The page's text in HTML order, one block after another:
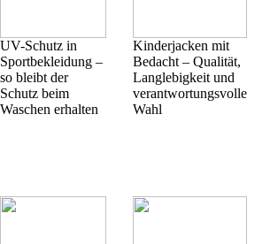
UV-Schutz in
Sportbekleidung –
so bleibt der
Schutz beim
Waschen erhalten
Kinderjacken mit
Bedacht – Qualität,
Langlebigkeit und
verantwortungsvolle
Wahl